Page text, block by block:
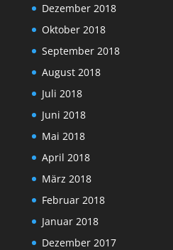
Dezember 2018
Oktober 2018
September 2018
August 2018
Juli 2018
Juni 2018
Mai 2018
April 2018
März 2018
Februar 2018
Januar 2018
Dezember 2017